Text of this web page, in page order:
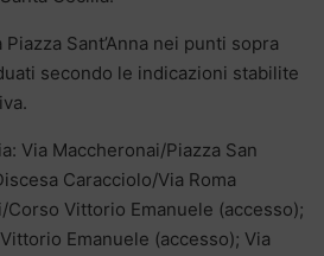
Sant’Anna nei punti sopra
secondo le indicazioni stabilite
Via Maccheronai/Piazza San
Caracciolo/Via Roma
Corso Vittorio Emanuele (accesso);
Emanuele (accesso); Via